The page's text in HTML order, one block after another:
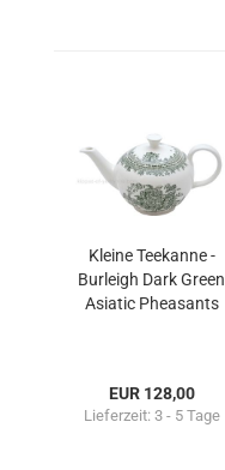
Kleine Teekanne -
Burleigh Dark Green
Asiatic Pheasants
EUR 128,00
Lieferzeit: 3 - 5 Tage